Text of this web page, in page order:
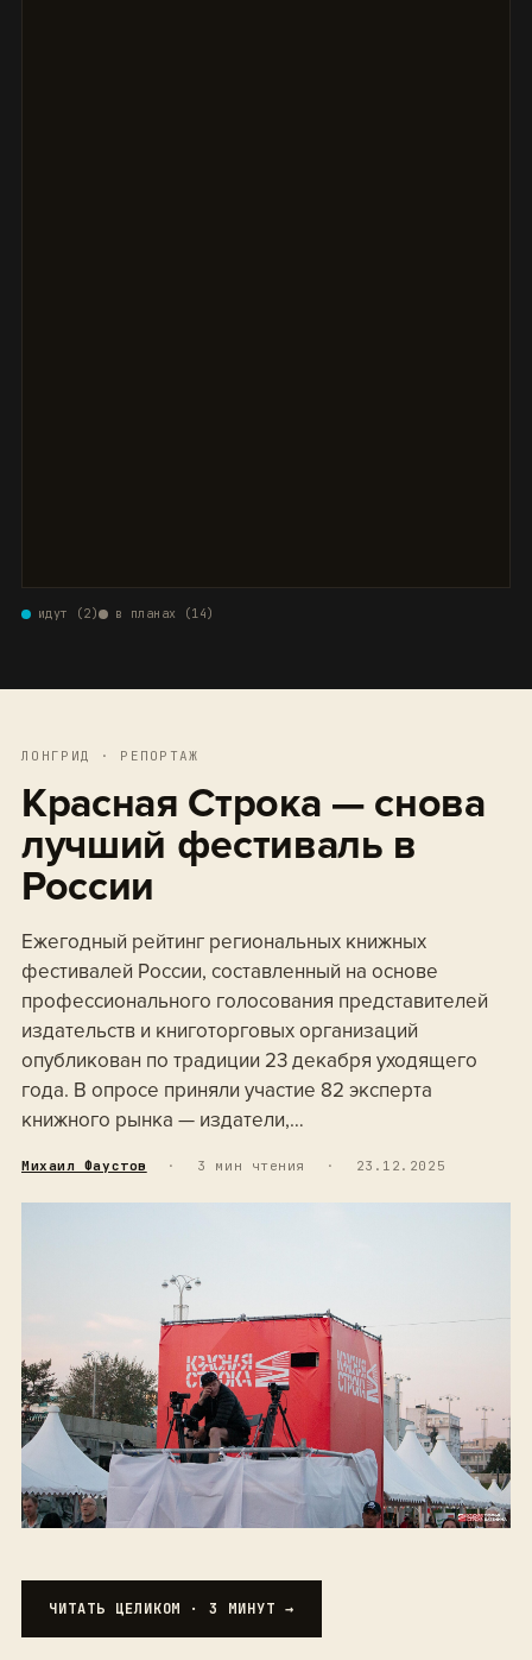
идут (2) в планах (14)
ЛОНГРИД · РЕПОРТАЖ
Красная Строка — снова
лучший фестиваль в
России
Ежегодный рейтинг региональных книжных
фестивалей России, составленный на основе
профессионального голосования представителей
издательств и книготорговых организаций
опубликован по традиции 23 декабря уходящего
года. В опросе приняли участие 82 эксперта
книжного рынка — издатели,…
Михаил Фаустов · 3 мин чтения · 23.12.2025
ЧИТАТЬ ЦЕЛИКОМ · 3 МИНУТ →